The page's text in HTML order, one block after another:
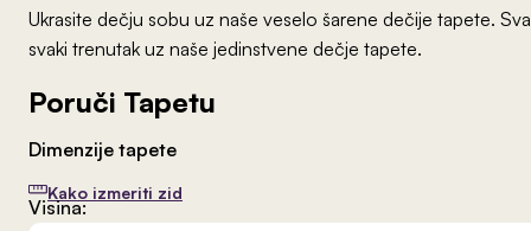
Ukrasite dečju sobu uz naše veselo šarene dečije tapete.
svaki trenutak uz naše jedinstvene dečje tapete.
Poruči Tapetu
Dimenzije tapete
Kako izmeriti zid
Visina: